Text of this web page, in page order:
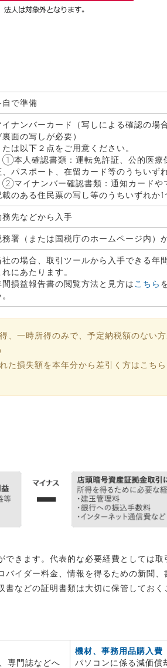
自で準備
イナンバーカード（写しによる確認の場
裏面の写しが必要）
たは以下２点をご用意ください。
本人確認書類：運転免許証、公的医療
、パスポート、在留カード等のうちいず
マイナンバー確認書類：通知カードや
載のある住民票の写し等のうちいずれか1
務先などから入手
務署（または国税庁のホームページ内）
社の場合、取引ツールから入手できる年
れにあたります。
間損益報告書の閲覧方法と見方は こちら
、一時所得のみで、予定納税額のない方
た損失額を本年分から差引く方はこちら
きます。代表的な必要経費としては取
イダー料金、情報を得るための新聞、
などの証明書類は大切に保管しておく
専門誌などへ
機材、事務用品購入費
パソコンに係る減価償